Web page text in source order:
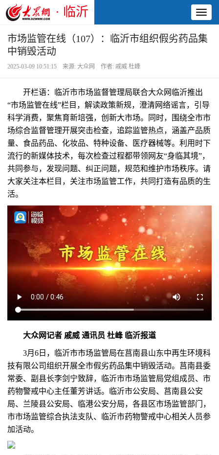
· 临沂
市场监管在线（107）：临沂市组织假劣药品集
中销毁活动
2025-03-09 10:51:15 来源: 大众网 作者: 戚威 杜峰
开栏语：临沂市市场监督管理局联合大众网临沂推出
“市场监管在线”栏目，解读政策新规，澄清网络谣言，引导
科学消费，聚焦育新培强，创新大市场。同时，围绕全市市
场综合监督管理开展突击检查，追踪监管热点，涵盖产品质
量、食品药品、化妆品、特种设备、医疗器械等。利用时下
流行的新媒体技术，每次检查过程都带领网友“身临其境”，
共同参与，发现问题、纠正问题，规范和维护市场秩序。请
大家关注本栏目，关注市场监管工作，共同打造有品质的生
活。
大众网记者 戚威 通讯员 杜峰 临沂报道
3月6日，临沂市市场监管局在莒南县山东中再生环境科
技有限公司组织开展全市假劣药品集中销毁活动。莒南县委
常委、副县长李剑宁致辞，临沂市市场监管局党组成员、市
药物警戒中心主任董芳讲话。临沂市公安局、莒南县公安
局、兰陵县公安局、临港公安分局，各县区市场监管部门，
市市场监管综合执法支队、临沂市药物警戒中心相关人员参
加活动。